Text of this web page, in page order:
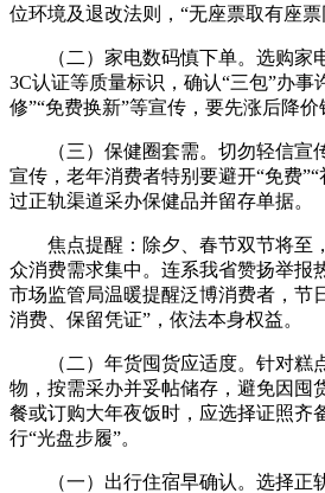
位环境及退改法则，“无座票取有座票
（二）家电数码慎下单。选购家
3C认证等质量标识，确认“三包”办事
修”“免费换新”等宣传，要先涨后降价
（三）保健圈套需。切勿轻信宣
宣传，老年消费者特别要避开“免费
过正轨渠道采办保健品并留存单据。
焦点提醒：除夕、春节双节将至
众消费需求集中。连系我省赞扬举报
市场监管局温暖提醒泛博消费者，节
消费、保留凭证”，依法本身权益。
（二）年货囤货应适度。针对糕
物，按需采办并妥帖储存，避免因囤
餐或订购大年夜饭时，应选择证照齐
行“光盘步履”。
（一）出行住宿早确认。选择正